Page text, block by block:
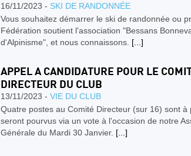
16/11/2023 - SKI DE RANDONNÉE
Vous souhaitez démarrer le ski de randonnée ou
Fédération soutient l'association "Bessans
d'Alpinisme", et nous connaissons. [...]
APPEL A CANDIDATURE POUR LE
DIRECTEUR DU CLUB
13/11/2023 - VIE DU CLUB
Quatre postes au Comité Directeur (sur 16) sont à
seront pourvus via un vote à l'occasion de notre
Générale du Mardi 30 Janvier. [...]